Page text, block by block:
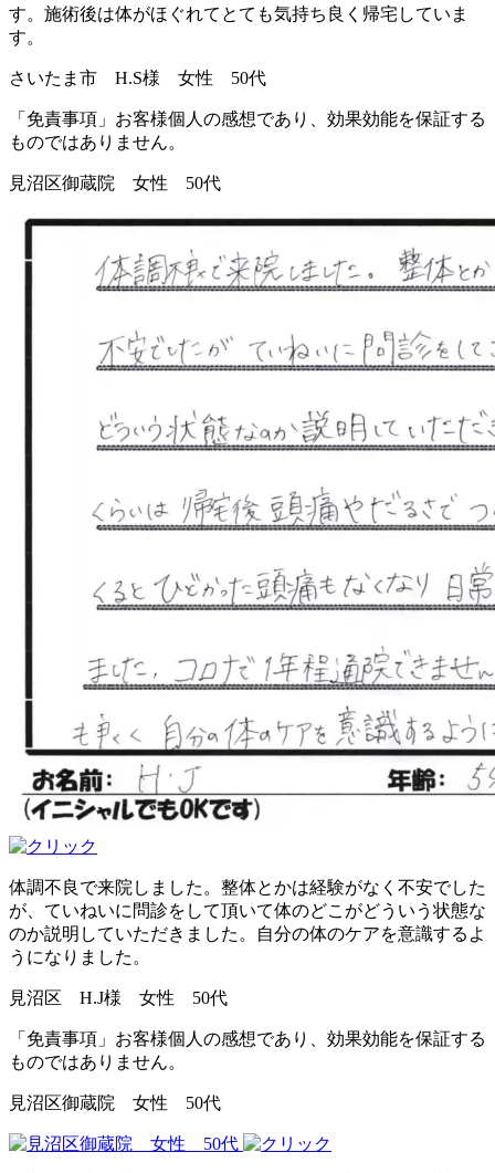
す。施術後は体がほぐれてとても気持ち良く帰宅していま
す。
さいたま市 H.S様 女性 50代
「免責事項」お客様個人の感想であり、効果効能を保証する
ものではありません。
見沼区御蔵院 女性 50代
体調不良で来院しました。整体とかは経験がなく不安でした
が、ていねいに問診をして頂いて体のどこがどういう状態な
のか説明していただきました。自分の体のケアを意識するよ
うになりました。
見沼区 H.J様 女性 50代
「免責事項」お客様個人の感想であり、効果効能を保証する
ものではありません。
見沼区御蔵院 女性 50代